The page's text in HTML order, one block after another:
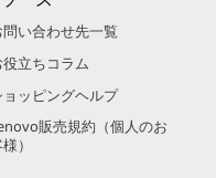
問い合わせ先一覧
役立ちコラム
ョッピングヘルプ
販売規約（個人のお
）